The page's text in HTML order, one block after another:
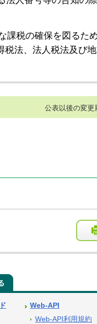
課税の確保を図るた
法、法人税法及び
公表以後の変更
Web-API
Web-API利用規約